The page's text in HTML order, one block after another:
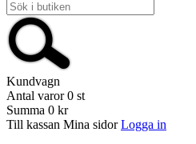
Kundvagn
Antal varor 0 st
Summa 0 kr
Till kassan Mina sidor Logga in